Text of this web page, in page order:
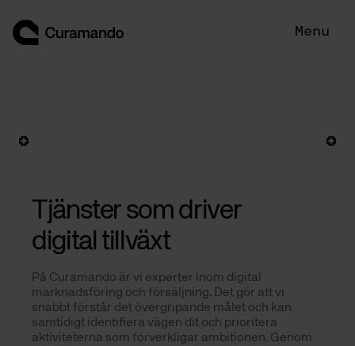
till
innehåll
Menu
Tjänster som driver
digital tillväxt
På Curamando är vi experter inom digital
marknadsföring och försäljning. Det gör att vi
snabbt förstår det övergripande målet och kan
samtidigt identifiera vägen dit och prioritera
aktiviteterna som förverkligar ambitionen. Genom